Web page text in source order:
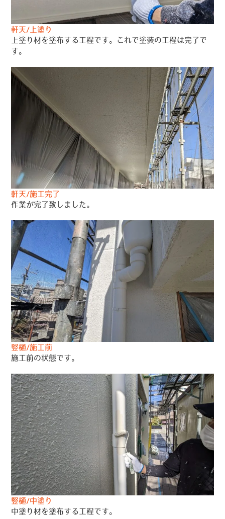
軒天/上塗り
上塗り材を塗布する工程です。これで塗装の工程は完了で
す。
軒天/施工完了
作業が完了致しました。
竪樋/施工前
施工前の状態です。
竪樋/中塗り
中塗り材を塗布する工程です。